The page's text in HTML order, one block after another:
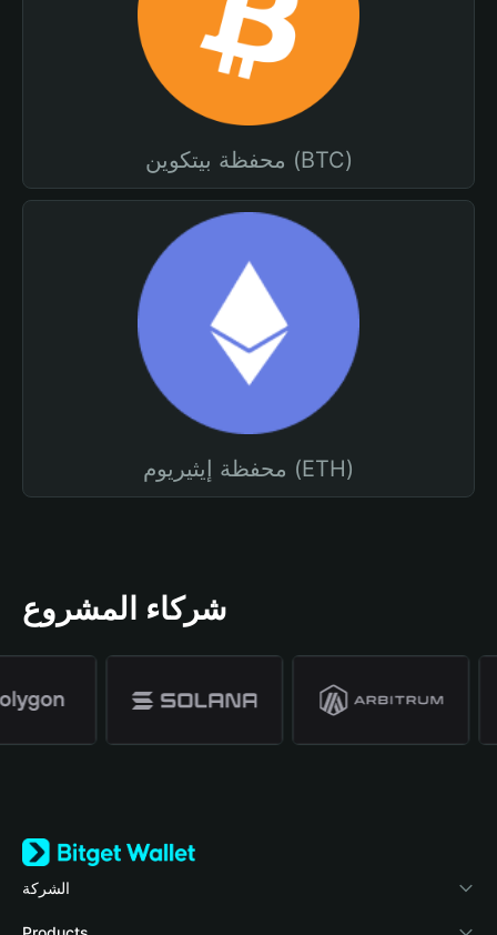
محفظة بيتكوين (BTC)
محفظة إيثيريوم (ETH)
شركاء المشروع
الشركة